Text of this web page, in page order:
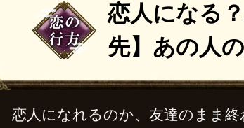
恋人になる
先】あの人
恋人になれるのか、友達のまま